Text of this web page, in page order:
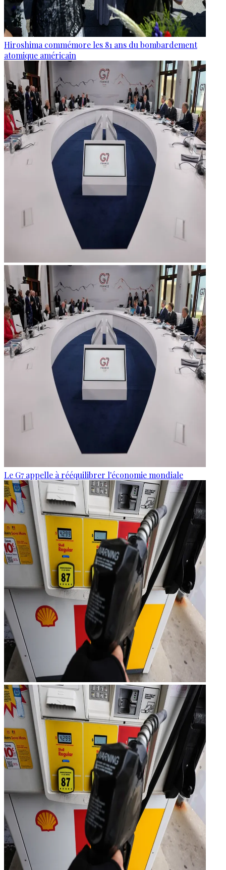
Hiroshima commémore les 81 ans du bombardement
atomique américain
Le G7 appelle à rééquilibrer l'économie mondiale